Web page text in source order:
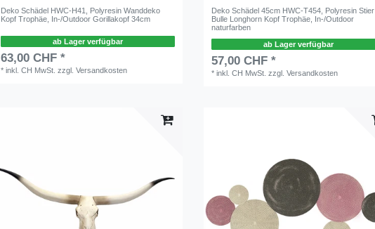
Deko Schädel HWC-H41, Polyresin Wanddeko
Kopf Trophäe, In-/Outdoor Gorillakopf 34cm
ab Lager verfügbar
63,00 CHF *
*inkl. CH MwSt. zzgl.Versandkosten
Deko Schädel 45cm HWC-T454, Polyresin Stier
Bulle Longhorn Kopf Trophäe, In-/Outdoor
naturfarben
ab Lager verfügbar
57,00 CHF *
*inkl. CH MwSt. zzgl.Versandkosten